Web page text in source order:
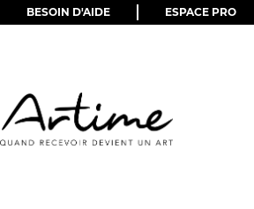
BESOIN D'AIDE ESPACE PRO